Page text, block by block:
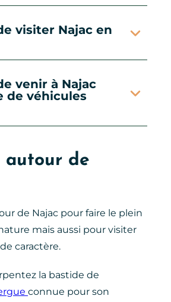
visiter Najac en
venir à Najac
de véhicules
autour de
de Najac pour faire le plein
mais aussi pour visiter
caractère.
la bastide de
connue pour son